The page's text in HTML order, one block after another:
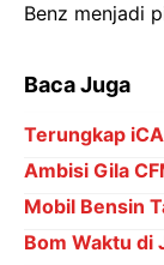
Benz menjadi
Baca Juga
Terungkap
Ambisi Gila
Mobil Bensin
Bom Waktu di